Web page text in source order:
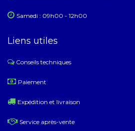
Samedi : 09h00 - 12h00
Liens utiles
Conseils techniques
​ Paiement
Expédition et livraison
Service après-vente